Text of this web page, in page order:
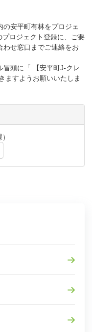
安平町有林をプロジェ
ロジェクト登録に、ご要
わせ窓口までご連絡をお
頭に「 【安平町J-クレ
ますようお願いいたしま